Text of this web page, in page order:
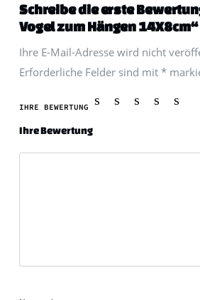
Schreibe die erste
Vogel zum Hängen 14X8cm“
Ihre E-Mail-Adresse wird nicht
Erforderliche Felder sind mit *
IHRE BEWERTUNG
Ihre Bewertung